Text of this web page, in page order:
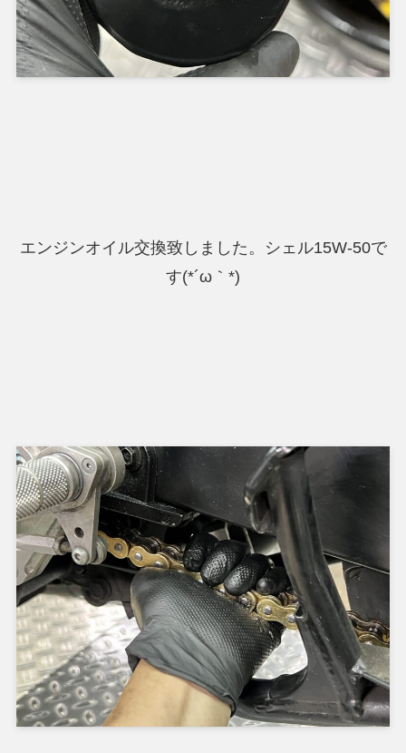
エンジンオイル交換致しました。シェル15W-50で
す(*´ω｀*)